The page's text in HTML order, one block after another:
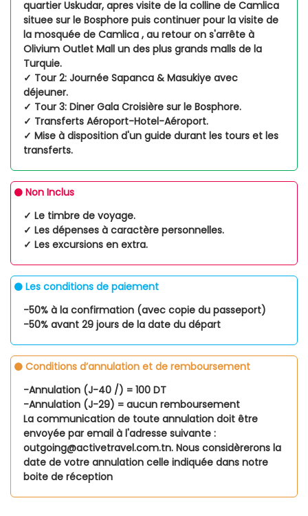
quartier Uskudar, apres visite de la colline de Camlica
situee sur le Bosphore puis continuer pour la visite de
la mosquée de Camlica , au retour on s'arrête à
Olivium Outlet Mall un des plus grands malls de la
Turquie.
✓ Tour 2: Journée Sapanca & Masukiye avec
déjeuner.
✓ Tour 3: Diner Gala Croisière sur le Bosphore.
✓ Transferts Aéroport-Hotel-Aéroport.
✓ Mise à disposition d'un guide durant les tours et les
transferts.
Non Inclus
✓ Le timbre de voyage.
✓ Les dépenses à caractère personnelles.
✓ Les excursions en extra.
Les conditions de paiement
-50% à la confirmation (avec copie du passeport)
-50% avant 29 jours de la date du départ
Conditions d’annulation et de remboursement
-Annulation (J-40 /) = 100 DT
-Annulation (J-29) = aucun remboursement
La communication de toute annulation doit être
envoyée par email à l'adresse suivante :
outgoing@activetravel.com.tn. Nous considèrerons la
date de votre annulation celle indiquée dans notre
boite de réception